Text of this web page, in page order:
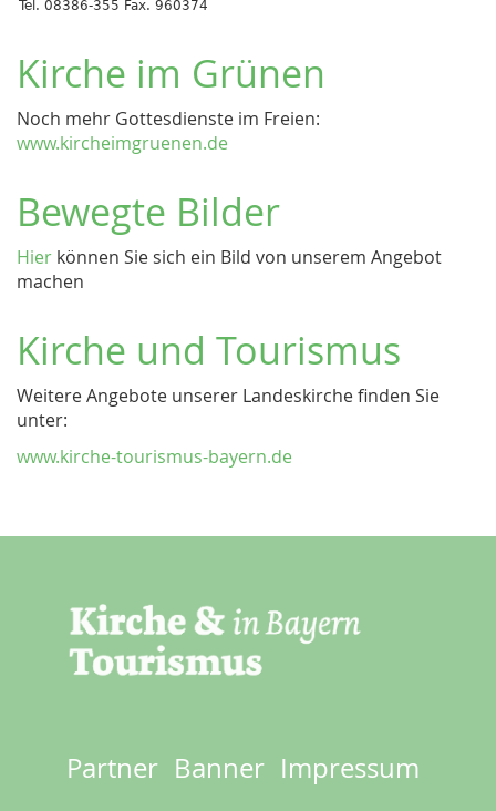
Tel. 08386-355 Fax. 960374
Kirche im Grünen
Noch mehr Gottesdienste im Freien:
www.kircheimgruenen.de
Bewegte Bilder
Hier können Sie sich ein Bild von unserem Angebot
machen
Kirche und Tourismus
Weitere Angebote unserer Landeskirche finden Sie
unter:
www.kirche-tourismus-bayern.de
Footer
Partner Banner Impressum